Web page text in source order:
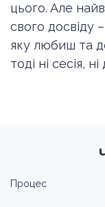
цього. Але
свого досвіду
яку любиш та
тоді ні сесія,
Процес